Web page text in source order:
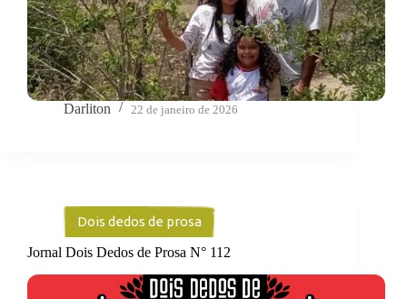
Darliton 22 de janeiro de 2026
Dois dedos de prosa
Jornal Dois Dedos de Prosa N° 112